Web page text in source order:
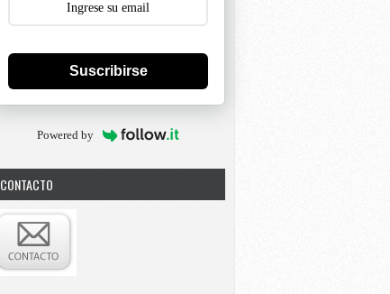
Suscribirse
Powered by
CONTACTO